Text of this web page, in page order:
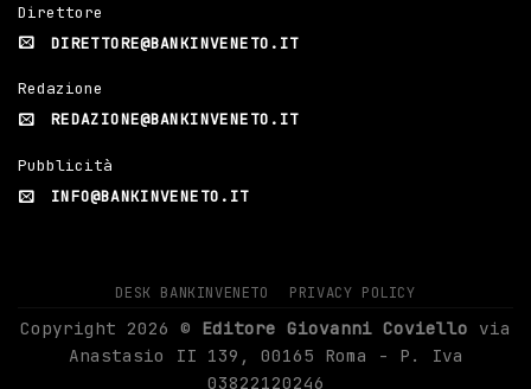
Direttore
DIRETTORE@BANKINVENETO.IT
Redazione
REDAZIONE@BANKINVENETO.IT
Pubblicità
INFO@BANKINVENETO.IT
DESK BANKINVENETO PRIVACY POLICY
Copyright 2026 © Editore Giovanni Coviello via
Anastasio II 139, 00165 Roma - P. Iva
03822120246